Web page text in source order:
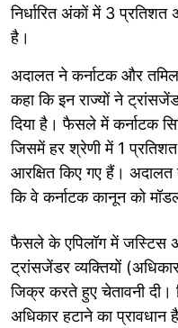
निर्धारित अंकों में 3
है।
अदालत ने कर्नाटक और
कहा कि इन राज्यों ने
दिया है। फैसले में कर्नाटक
जिसमें हर श्रेणी में 1
आरक्षित किए गए हैं।
कि वे कर्नाटक कानून को
फैसले के एपिलॉग में जस्टिस
ट्रांसजेंडर व्यक्तियों
जिक्र करते हुए चेतावनी दी।
अधिकार हटाने का प्रावधान